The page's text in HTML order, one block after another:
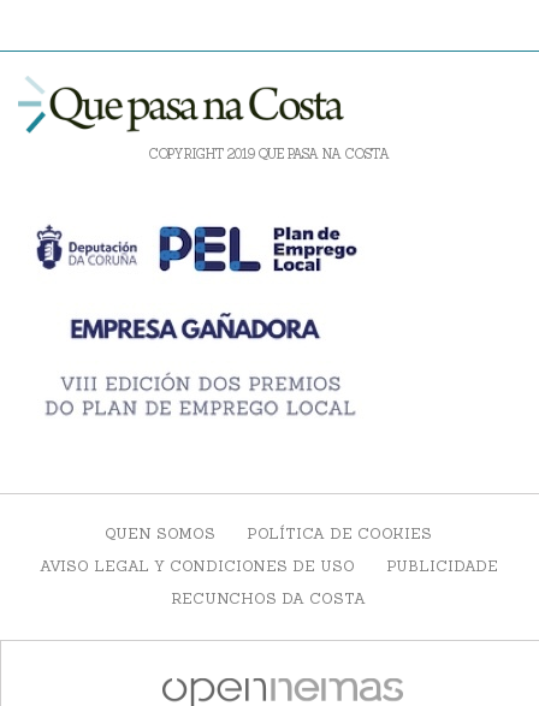
COPYRIGHT 2019 QUE PASA NA COSTA
QUEN SOMOS
POLÍTICA DE COOKIES
AVISO LEGAL Y CONDICIONES DE USO
PUBLICIDADE
RECUNCHOS DA COSTA